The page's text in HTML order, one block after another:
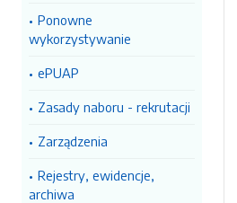
Ponowne
wykorzystywanie
ePUAP
Zasady naboru - rekrutacji
Zarządzenia
Rejestry, ewidencje,
archiwa